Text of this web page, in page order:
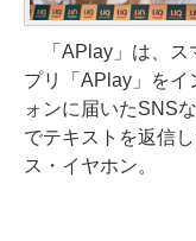
「APlay」は、ス
プリ「APlay」をイ
ォンに届いたSNS
でテキストを返信
ス・イヤホン。